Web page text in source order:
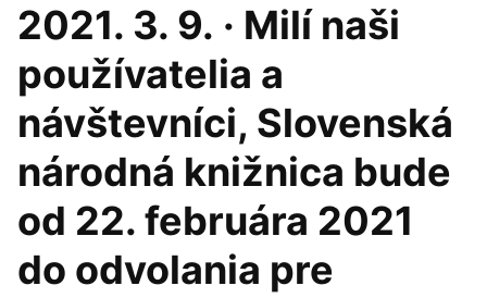
2021. 3. 9. · Milí naši
používatelia a
návštevníci, Slovenská
národná knižnica bude
od 22. februára 2021
do odvolania pre